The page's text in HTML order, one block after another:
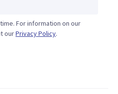
For information on our
ourPrivacy Policy.